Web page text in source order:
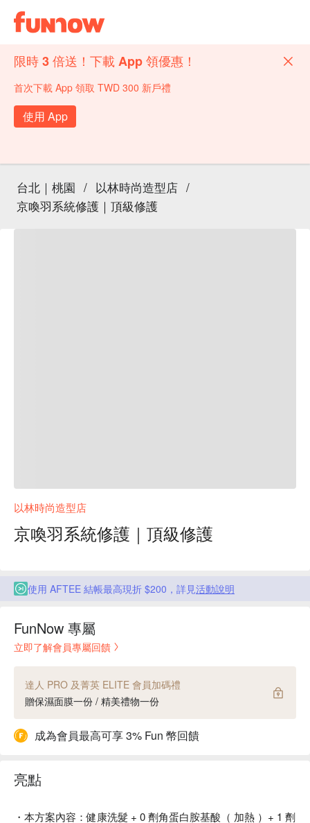
限時 3 倍送！下載 App 領優惠！
首次下載 App 領取 TWD 300 新戶禮
使用 App
台北｜桃園 / 以林時尚造型店 /
京喚羽系統修護｜頂級修護
以林時尚造型店
京喚羽系統修護｜頂級修護
使用 AFTEE 結帳最高現折 $200，詳見活動說明
FunNow 專屬
立即了解會員專屬回饋
達人 PRO 及菁英 ELITE 會員加碼禮
贈保濕面膜一份 / 精美禮物一份
成為會員最高可享 3% Fun 幣回饋
亮點
・本方案內容：健康洗髮 + 0 劑角蛋白胺基酸（ 加熱 ）+ 1 劑